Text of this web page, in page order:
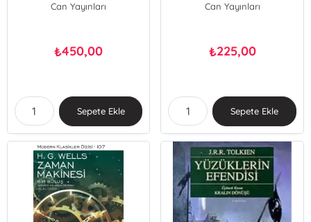
Can Yayınları
₺450,00
Sepete Ekle
Can Yayınları
₺225,00
Sepete Ekle